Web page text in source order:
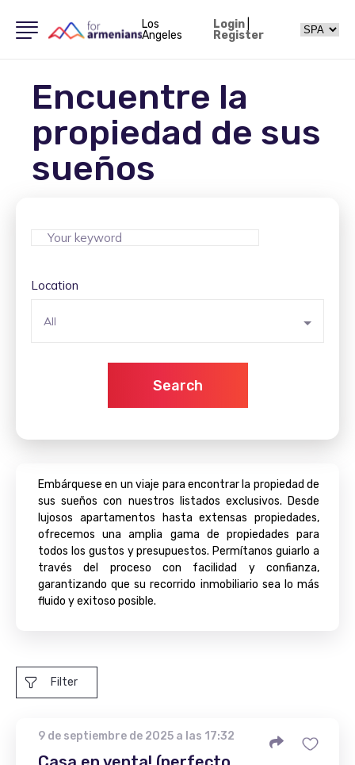
Los
Angeles
Login|
Register
Encuentre la
propiedad de sus
sueños
Location
All
Search
Embárquese en un viaje para encontrar la propiedad de
sus sueños con nuestros listados exclusivos. Desde
lujosos apartamentos hasta extensas propiedades,
ofrecemos una amplia gama de propiedades para
todos los gustos y presupuestos. Permítanos guiarlo a
través del proceso con facilidad y confianza,
garantizando que su recorrido inmobiliario sea lo más
fluido y exitoso posible.
Filter
9 de septiembre de 2025 a las 17:32